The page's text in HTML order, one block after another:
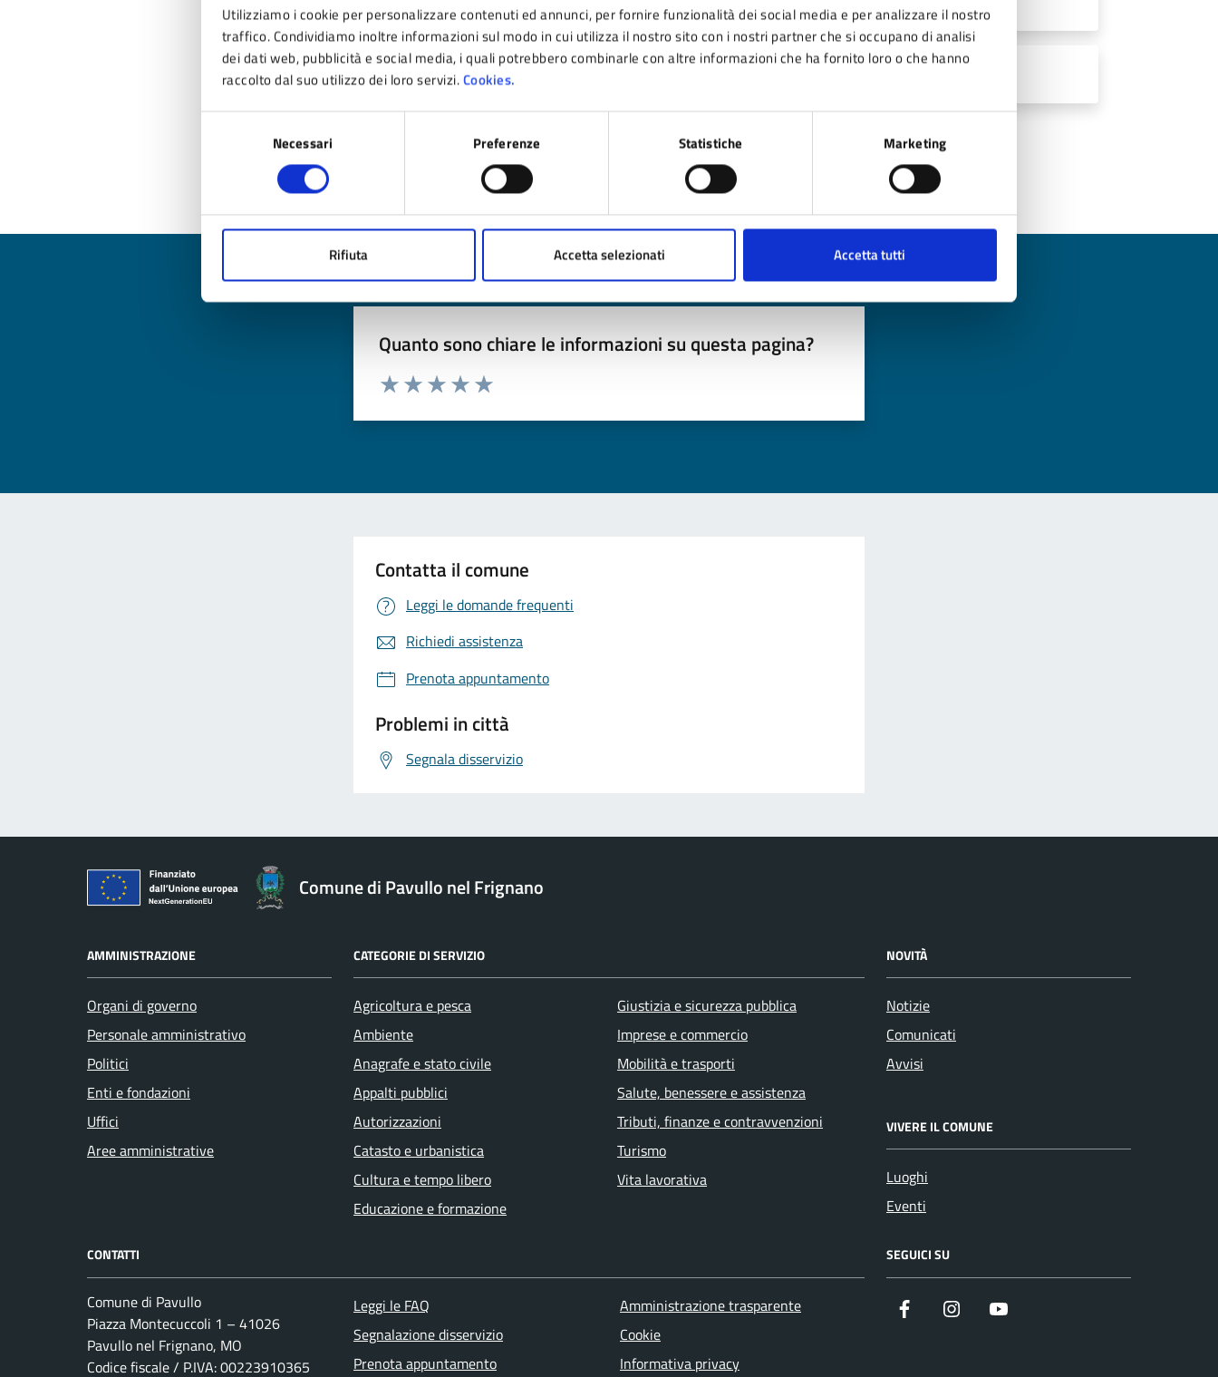
Utilizziamo i cookie per personalizzare contenuti ed annunci, per fornire funzionalità dei social media e per analizzare il nostro
traffico. Condividiamo inoltre informazioni sul modo in cui utilizza il nostro sito con i nostri partner che si occupano di analisi
dei dati web, pubblicità e social media, i quali potrebbero combinarle con altre informazioni che ha fornito loro o che hanno
raccolto dal suo utilizzo dei loro servizi.Cookies.
Necessari Preferenze Statistiche Marketing
Rifiuta Accetta selezionati Accetta tutti
PDF PU OPERE PUBBLICHE URBANIZZ E SERVIZI A RETE (ZIP - 154 MB)
Ultimo aggiornamento:
Quanto sono chiare le informazioni su questa pagina?
Valuta da 1 a 5 stelle la pagina
Contatta il comune
Leggi le domande frequenti
Richiedi assistenza
Prenota appuntamento
Problemi in città
Segnala disservizio
Comune di Pavullo nel Frignano
AMMINISTRAZIONE
Organi di governo
Personale amministrativo
Politici
Enti e fondazioni
Uffici
Aree amministrative
CATEGORIE DI SERVIZIO
Agricoltura e pesca
Ambiente
Anagrafe e stato civile
Appalti pubblici
Autorizzazioni
Catasto e urbanistica
Cultura e tempo libero
Educazione e formazione
Giustizia e sicurezza pubblica
Imprese e commercio
Mobilità e trasporti
Salute, benessere e assistenza
Tributi, finanze e contravvenzioni
Turismo
Vita lavorativa
NOVITÀ
Notizie
Comunicati
Avvisi
VIVERE IL COMUNE
Luoghi
Eventi
CONTATTI
Comune di Pavullo
Piazza Montecuccoli 1 – 41026
Pavullo nel Frignano, MO
Codice fiscale / P.IVA: 00223910365
Leggi le FAQ
Segnalazione disservizio
Prenota appuntamento
Amministrazione trasparente
Cookie
Informativa privacy
SEGUICI SU
Facebook Instagram